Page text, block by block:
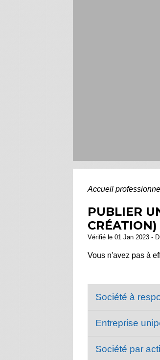
Accueil
PUBLIER
CRÉATION)
Vérifié le 01 Jan 2023 -
Vous n'avez pas à
Société à
Entreprise
Société par